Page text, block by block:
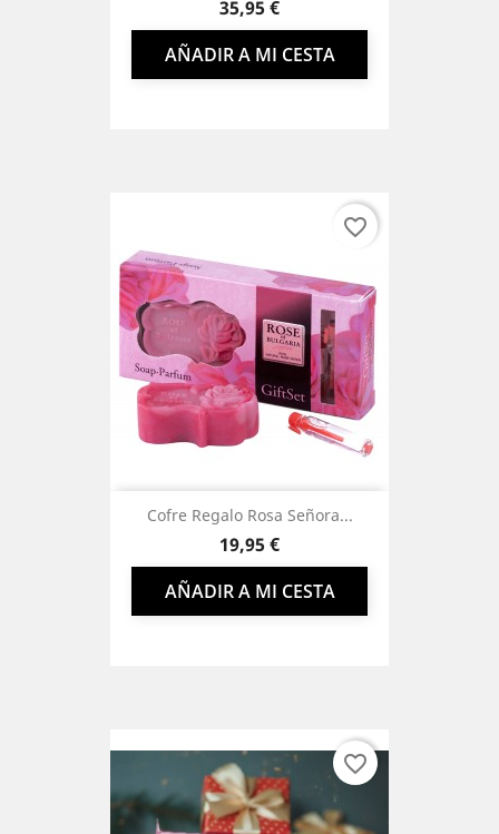
Precio
35,95 €
AÑADIR A MI CESTA
Cofre Regalo Rosa Señora...
Precio
19,95 €
AÑADIR A MI CESTA
favorite_border
favorite_border